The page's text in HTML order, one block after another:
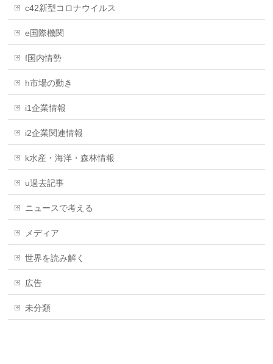
c42新型コロナウイルス
e国際機関
f国内情勢
h市場の動き
i1企業情報
i2企業関連情報
k水産・海洋・森林情報
u過去記事
ニュースで考える
メディア
世界を読み解く
広告
未分類